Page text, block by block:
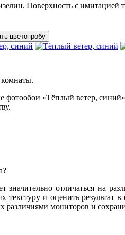
цветопробу
фотообои «Тёплый ветер,
отличаться на
и оценить результат
мониторов и